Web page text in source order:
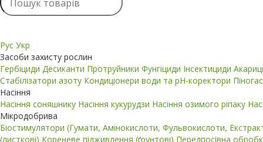
Рус Укр
Засоби захисту рослин
Гербіциди Десиканти Протруйники Фунгіциди Інсектициди
Стабілізатори азоту Кондиціонери води та pH-коректори
Насіння
Насіння соняшнику Насіння кукурудзи Насіння озимого ріпаку
Мікродобрива
Біостимулятори (Гумати, Амінокислоти, Фульвокислоти,
(листкові) Кореневе підживлення (ґрунтові) Передпосівна